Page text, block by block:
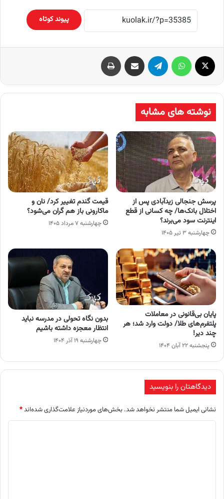
پیوند کوتاه
تلگرام اشتراک گذاری از طریق ایمیل
نوشته های مشابه
پرسش جنجالی زیدآبادی پس از
اختلال بانک‌ها/ چه کسانی از قطع
اینترنت سود می‌برند؟
چهارشنبه ۳ تیر ۱۴۰۵
قیمت گندم تغییر کرد/ نان و
ماکارونی باز هم گران می‌شود؟
چهارشنبه ۷ مرداد ۱۴۰۵
پایان بی‌قانونی در معاملات
پلتفرم‌های طلا/ دولت وارد شد؛ هر
چند دیر!
پنجشنبه ۲۲ آبان ۱۴۰۴
بدون نگاه تحولی در مدرسه نباید
انتظار معجزه داشته باشیم
چهارشنبه ۱۹ آذر ۱۴۰۴
دیدگاهتان را بنویسید
نشانی ایمیل شما منتشر نخواهد شد. بخش‌های موردنیاز علامت‌گذاری شده‌اند*